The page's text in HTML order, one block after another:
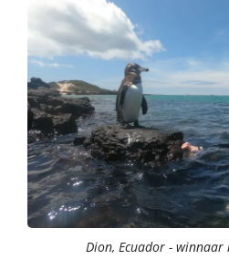
Dion, Ecuador -